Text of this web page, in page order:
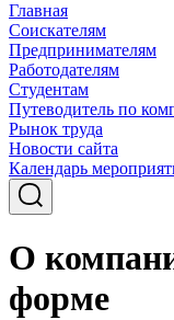
Главная
Соискателям
Предпринимателям
Работодателям
Студентам
Путеводитель по
Рынок труда
Новости сайта
Календарь
О
форме